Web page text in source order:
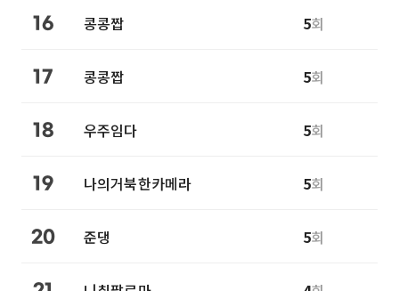
16 콩콩짭 5회
17 콩콩짭 5회
18 우주임다 5회
19 나의거북한카메라 5회
20 준댕 5회